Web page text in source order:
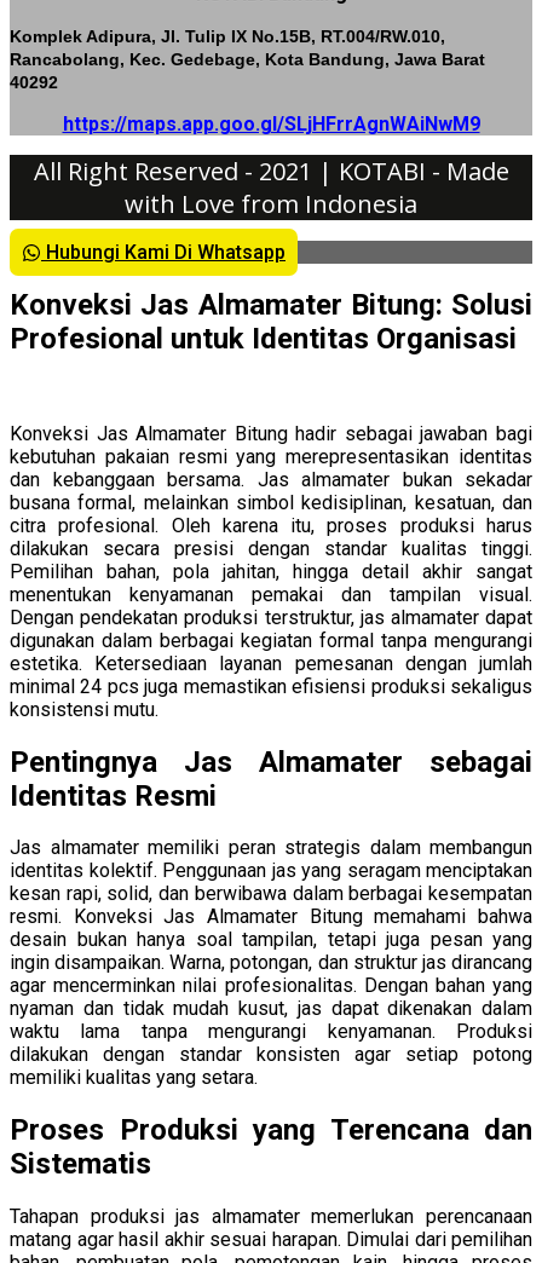
Komplek Adipura, Jl. Tulip IX No.15B, RT.004/RW.010,
Rancabolang, Kec. Gedebage, Kota Bandung, Jawa Barat
40292
https://maps.app.goo.gl/SLjHFrrAgnWAiNwM9
All Right Reserved - 2021 | KOTABI - Made
with Love from Indonesia
Hubungi Kami Di Whatsapp
Konveksi Jas Almamater Bitung: Solusi
Profesional untuk Identitas Organisasi
Konveksi Jas Almamater Bitung hadir sebagai jawaban bagi
kebutuhan pakaian resmi yang merepresentasikan identitas
dan kebanggaan bersama. Jas almamater bukan sekadar
busana formal, melainkan simbol kedisiplinan, kesatuan, dan
citra profesional. Oleh karena itu, proses produksi harus
dilakukan secara presisi dengan standar kualitas tinggi.
Pemilihan bahan, pola jahitan, hingga detail akhir sangat
menentukan kenyamanan pemakai dan tampilan visual.
Dengan pendekatan produksi terstruktur, jas almamater dapat
digunakan dalam berbagai kegiatan formal tanpa mengurangi
estetika. Ketersediaan layanan pemesanan dengan jumlah
minimal 24 pcs juga memastikan efisiensi produksi sekaligus
konsistensi mutu.
Pentingnya Jas Almamater sebagai
Identitas Resmi
Jas almamater memiliki peran strategis dalam membangun
identitas kolektif. Penggunaan jas yang seragam menciptakan
kesan rapi, solid, dan berwibawa dalam berbagai kesempatan
resmi. Konveksi Jas Almamater Bitung memahami bahwa
desain bukan hanya soal tampilan, tetapi juga pesan yang
ingin disampaikan. Warna, potongan, dan struktur jas dirancang
agar mencerminkan nilai profesionalitas. Dengan bahan yang
nyaman dan tidak mudah kusut, jas dapat dikenakan dalam
waktu lama tanpa mengurangi kenyamanan. Produksi
dilakukan dengan standar konsisten agar setiap potong
memiliki kualitas yang setara.
Proses Produksi yang Terencana dan
Sistematis
Tahapan produksi jas almamater memerlukan perencanaan
matang agar hasil akhir sesuai harapan. Dimulai dari pemilihan